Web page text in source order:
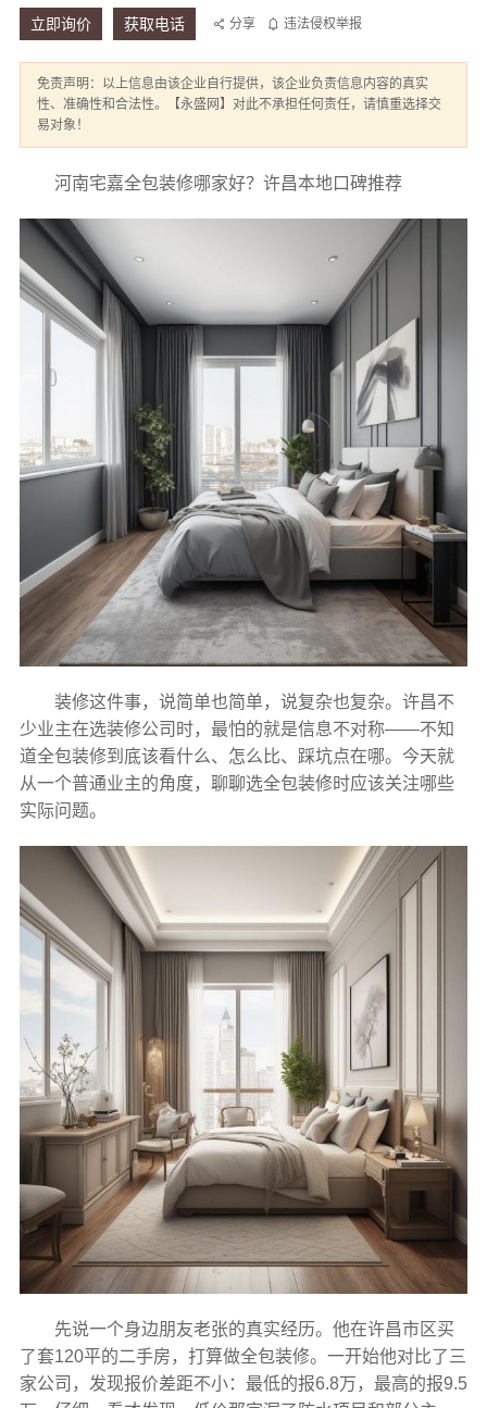
立即询价 获取电话 分享 违法侵权举报
免责声明：以上信息由该企业自行提供，该企业负责信息内容的真实
性、准确性和合法性。【永盛网】对此不承担任何责任，请慎重选择交
易对象！
河南宅嘉全包装修哪家好？许昌本地口碑推荐
装修这件事，说简单也简单，说复杂也复杂。许昌不
少业主在选装修公司时，最怕的就是信息不对称——不知
道全包装修到底该看什么、怎么比、踩坑点在哪。今天就
从一个普通业主的角度，聊聊选全包装修时应该关注哪些
实际问题。
先说一个身边朋友老张的真实经历。他在许昌市区买
了套120平的二手房，打算做全包装修。一开始他对比了三
家公司，发现报价差距不小：最低的报6.8万，最高的报9.5